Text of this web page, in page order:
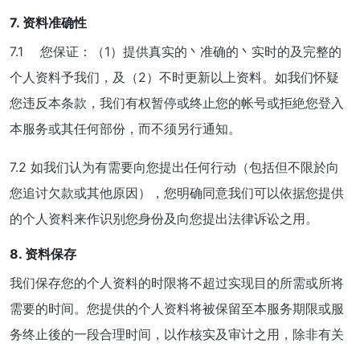
7. 资料准确性
7.1 您保证：（1）提供真实的丶准确的丶实时的及完整的
个人资料予我们，及（2）不时更新以上资料。如我们怀疑
您违反本条款，我们有权暂停或终止您的帐号或拒絶您登入
本服务或其任何部份，而不须另行通知。
7.2 如我们认为有需要向您提出任何行动（包括但不限於向
您追讨欠款或其他原因），您明确同意我们可以依据您提供
的个人资料来作识别您身份及向您提出法律诉讼之用。
8. 资料保存
我们保存您的个人资料的时限将不超过实现目的所需或所将
需要的时间。您提供的个人资料将被保留至本服务期限或服
务终止後的一段合理时间，以作核实及审计之用，除非有关